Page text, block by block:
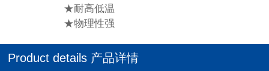
★耐高低温
★物理性强
Product details 产品详情